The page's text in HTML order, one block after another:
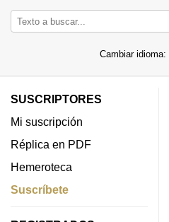
Cambiar idioma:
SUSCRIPTORES
Mi suscripción
Réplica en PDF
Hemeroteca
Suscríbete